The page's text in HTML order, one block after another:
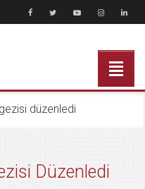
düzenledi
Düzenledi